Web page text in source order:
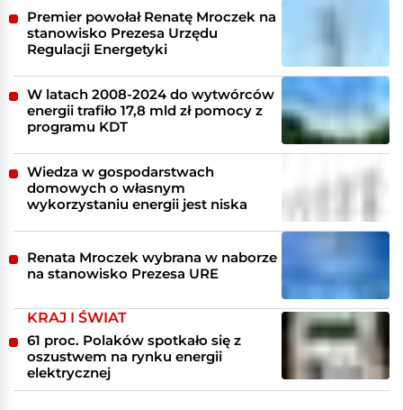
Premier powołał Renatę Mroczek na
stanowisko Prezesa Urzędu
Regulacji Energetyki
W latach 2008-2024 do wytwórców
energii trafiło 17,8 mld zł pomocy z
programu KDT
Wiedza w gospodarstwach
domowych o własnym
wykorzystaniu energii jest niska
Renata Mroczek wybrana w naborze
na stanowisko Prezesa URE
KRAJ I ŚWIAT
61 proc. Polaków spotkało się z
oszustwem na rynku energii
elektrycznej